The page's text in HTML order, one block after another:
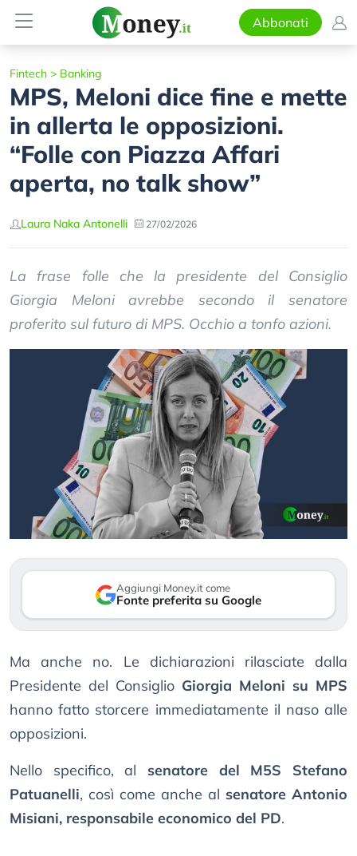
Abbonati
Fintech > Banking
MPS, Meloni dice fine e mette
in allerta le opposizioni.
“Folle con Piazza Affari
aperta, no talk show”
Laura Naka Antonelli 27/02/2026
La frase folle che la presidente del Consiglio
Giorgia Meloni avrebbe secondo il senatore
proferito sul futuro di MPS. Occhio a tonfo azioni.
Aggiungi Money.it come
Fonte preferita su Google
Ma anche no. Le dichiarazioni rilasciate dalla
Presidente del Consiglio Giorgia Meloni su MPS
hanno fatto storcere immediatamente il naso alle
opposizioni.
Nello specifico, al senatore del M5S Stefano
Patuanelli, così come anche al senatore Antonio
Misiani, responsabile economico del PD.